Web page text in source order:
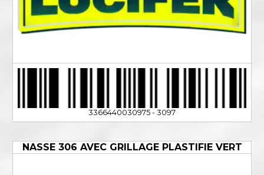
3366440030975 - 3097
NASSE 306 AVEC GRILLAGE PLASTIFIE VERT